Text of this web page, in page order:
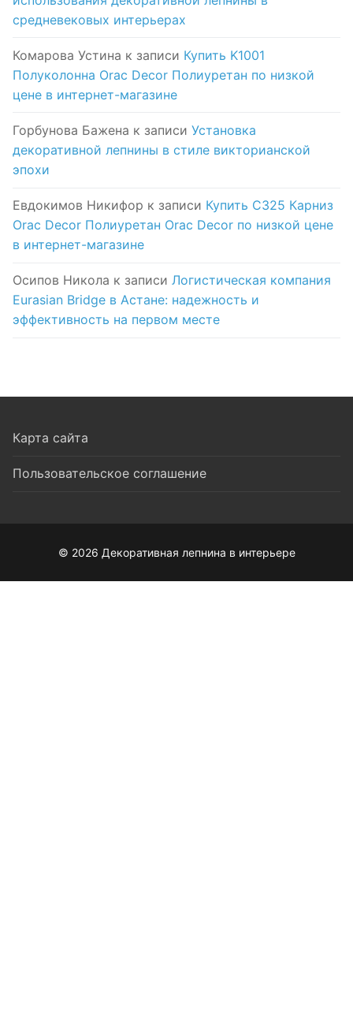
средневековых интерьерах
Комарова Устина к записи Купить K1001
Полуколонна Orac Decor Полиуретан по низкой
цене в интернет-магазине
Горбунова Бажена к записи Установка
декоративной лепнины в стиле викторианской
эпохи
Евдокимов Никифор к записи Купить C325 Карниз
Orac Decor Полиуретан Orac Decor по низкой цене
в интернет-магазине
Осипов Никола к записи Логистическая компания
Eurasian Bridge в Астане: надежность и
эффективность на первом месте
Карта сайта
Пользовательское соглашение
© 2026 Декоративная лепнина в интерьере